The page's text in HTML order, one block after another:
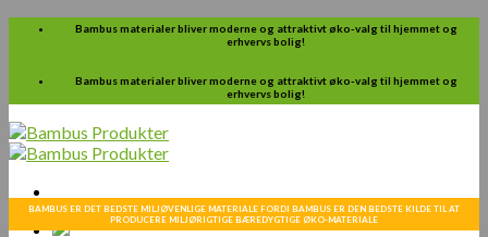
Skip
Bambus materialer bliver moderne og attraktivt øko-valg til hjemmet og
erhvervs bolig!
Bambus materialer bliver moderne og attraktivt øko-valg til hjemmet og
erhvervs bolig!
BAMBUS ER DET BEDSTE MILJØVENLIGE MATERIALE FORDI BAMBUS ER DEN BEDSTE KILDE TIL AT
PRODUCERE MILJØRIGTIGE BÆREDYGTIGE ØKO-MATERIALE